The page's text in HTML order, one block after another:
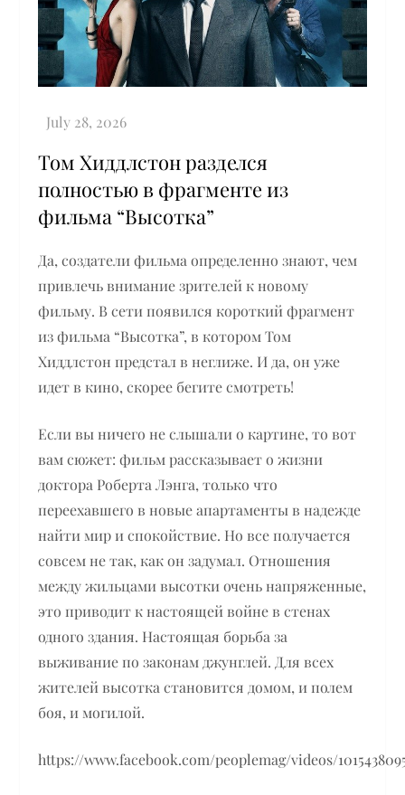
Том Хиддлстон разделся
полностью в фрагменте из
фильма “Высотка”
Да, создатели фильма определенно знают, чем
привлечь внимание зрителей к новому
фильму. В сети появился короткий фрагмент
из фильма “Высотка”, в котором Том
Хиддлстон предстал в неглиже. И да, он уже
идет в кино, скорее бегите смотреть!
Если вы ничего не слышали о картине, то вот
вам сюжет: фильм рассказывает о жизни
доктора Роберта Лэнга, только что
переехавшего в новые апартаменты в надежде
найти мир и спокойствие. Но все получается
совсем не так, как он задумал. Отношения
между жильцами высотки очень напряженные,
это приводит к настоящей войне в стенах
одного здания. Настоящая борьба за
выживание по законам джунглей. Для всех
жителей высотка становится домом, и полем
боя, и могилой.
https://www.facebook.com/peoplemag/videos/